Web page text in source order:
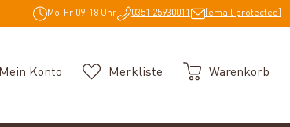
Mo-Fr 09-18 Uhr 0351 25930011 [email protected]
Mein Konto Merkliste Warenkorb